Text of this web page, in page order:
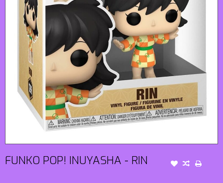
FUNKO POP! INUYASHA - RIN